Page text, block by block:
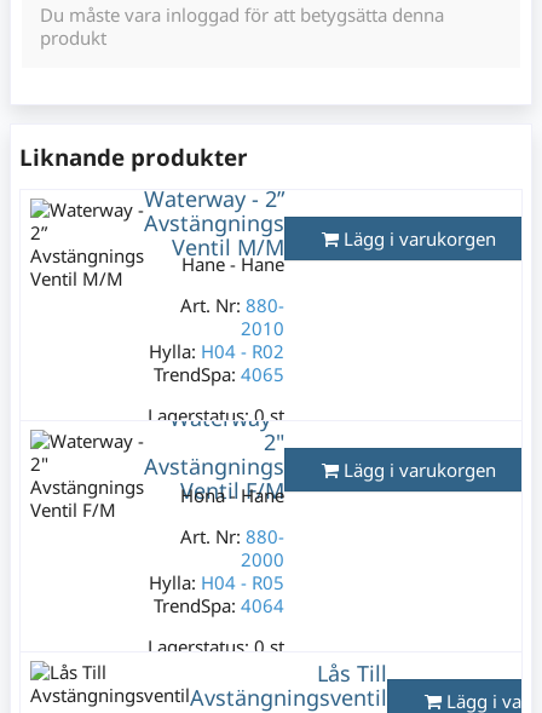
Du måste vara inloggad för att betygsätta denna
produkt
Liknande produkter
Waterway - 2”
Avstängnings
Ventil M/M
Hane - Hane
Art. Nr: 880-
2010
Hylla: H04 - R02
TrendSpa: 4065
Lagerstatus: 0 st
499 kr
Varav moms:99,80
kr
Lägg i varukorgen
Waterway -
2"
Avstängnings
Ventil F/M
Hona - Hane
Art. Nr: 880-
2000
Hylla: H04 - R05
TrendSpa: 4064
Lagerstatus: 0 st
Varav moms:89,80
Lägg i varukorgen
Lås Till
Avstängningsventil
Lägg i